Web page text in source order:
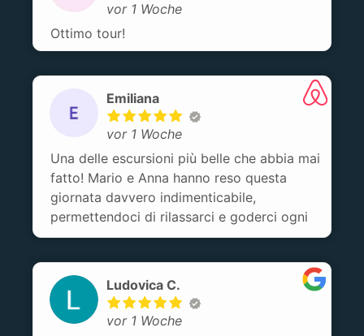
vor 1 Woche
Ottimo tour!
Emiliana
vor 1 Woche
Una delle escursioni più belle che abbia mai
fatto! Mario e Anna hanno reso questa
giornata davvero indimenticabile,
permettendoci di rilassarci e goderci ogni
momento senza dover pensare a nulla. Ci
deliziosi spuntini a metà mattina e nel
pomeriggio, oltre a un pranzo favoloso con
una vista mozzafiato. Un’esperienza che
Ludovica C.
vor 1 Woche